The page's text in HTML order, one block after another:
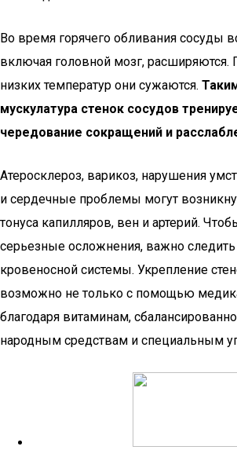
Во время горячего обливания сосуды
включая головной мозг, расширяются.
низких температур они сужаются.
мускулатура стенок сосудов
чередование сокращений и
Атеросклероз, варикоз, нарушения
и сердечные проблемы могут
тонуса капилляров, вен и артерий.
серьезные осложнения, важно следить
кровеносной системы. Укрепление
возможно не только с помощью
благодаря витаминам,
народным средствам и специальным